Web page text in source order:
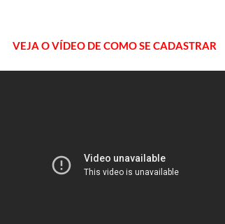
VEJA O VÍDEO DE COMO SE CADASTRAR